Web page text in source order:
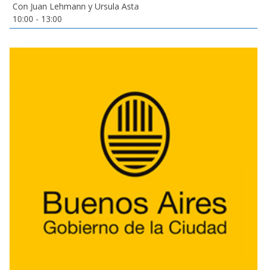
Con Juan Lehmann y Ursula Asta
10:00 - 13:00